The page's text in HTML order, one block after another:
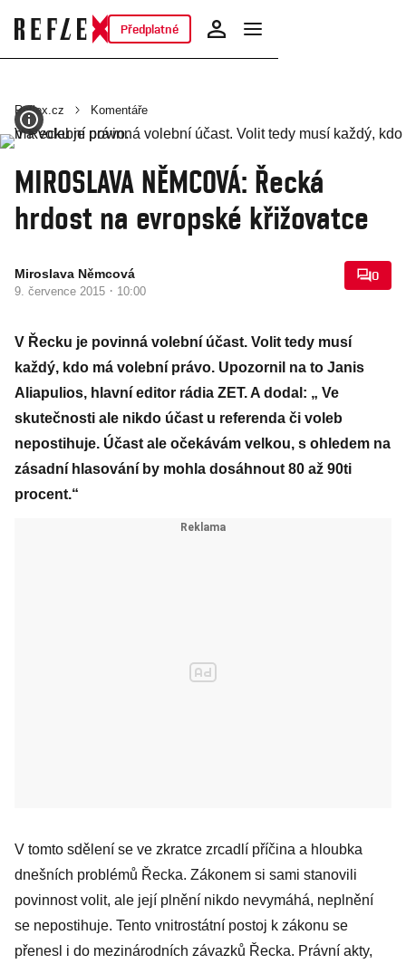
Předplatné
Reflex.cz Komentáře
MIROSLAVA NĚMCOVÁ: Řecká
hrdost na evropské křižovatce
Miroslava Němcová
9. července 2015 · 10:00
0
V Řecku je povinná volební účast. Volit tedy musí
každý, kdo má volební právo. Upozornil na to Janis
Aliapulios, hlavní editor rádia ZET. A dodal: „ Ve
skutečnosti ale nikdo účast u referenda či voleb
nepostihuje. Účast ale očekávám velkou, s ohledem na
zásadní hlasování by mohla dosáhnout 80 až 90ti
procent.“
V tomto sdělení se ve zkratce zrcadlí příčina a hloubka
dnešních problémů Řecka. Zákonem si sami stanovili
povinnost volit, ale její plnění nikdo nevymáhá, neplnění
se nepostihuje. Tento vnitrostátní postoj k zákonu se
přenesl i do mezinárodních závazků Řecka. Právní akty,